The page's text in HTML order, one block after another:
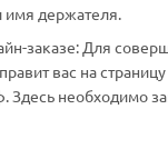
имя держателя.
заказе: Для
вас на
Здесь необходимо